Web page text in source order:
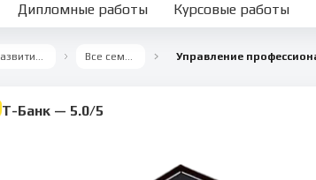
Дипломные работы Курсовые работы
Управление профессиональным развитием персонала Все семестры
Т-Банк — 5.0/5